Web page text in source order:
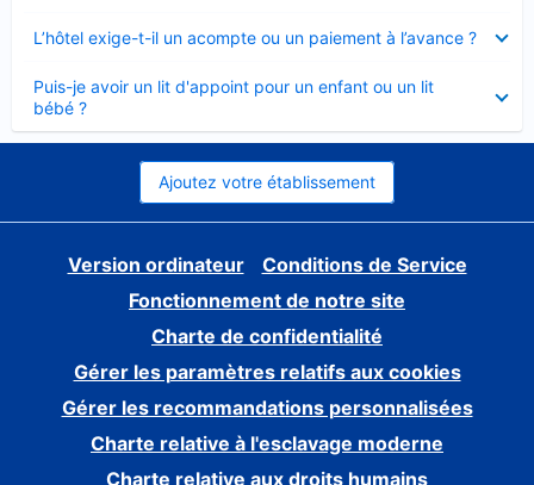
L’hôtel exige-t-il un acompte ou un paiement à l’avance ?
fermé
Puis-je avoir un lit d'appoint pour un enfant ou un lit
bébé ?
fermé
Ajoutez votre établissement
Version ordinateur
Conditions de Service
Fonctionnement de notre site
Charte de confidentialité
Gérer les paramètres relatifs aux cookies
Gérer les recommandations personnalisées
Charte relative à l'esclavage moderne
Charte relative aux droits humains